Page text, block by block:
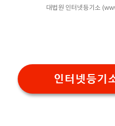
대법원 인터넷등기소
인터넷등기